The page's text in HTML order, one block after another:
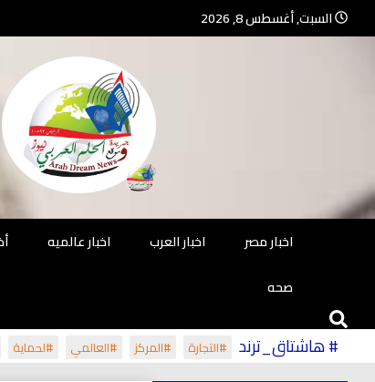
السبت, أغسطس 8, 2026
جريدة مستقلة – صحافة
اخبار مصر
اخبار العرب اخبار عالميه
صحه
# هاشتاق_ترند #التجارة #المركز #العالمي #لحماية